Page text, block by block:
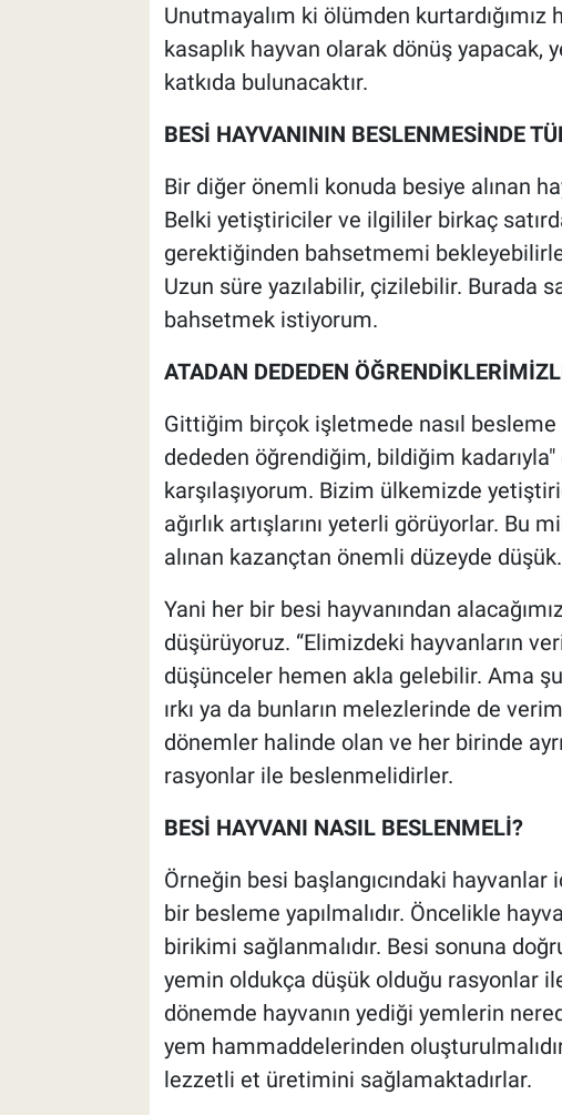
Unutmayalım ki ölümden
kasaplık hayvan olarak dönüş
katkıda bulunacaktır.
BESİ HAYVANININ BESLENMESİNDE
Bir diğer önemli konuda besiye alınan
Belki yetiştiriciler ve ilgililer birkaç
gerektiğinden bahsetmemi
Uzun süre yazılabilir, çizilebilir. Burada
bahsetmek istiyorum.
ATADAN DEDEDEN
Gittiğim birçok işletmede nasıl besleme
dededen öğrendiğim, bildiğim
karşılaşıyorum. Bizim ülkemizde
ağırlık artışlarını yeterli görüyorlar.
alınan kazançtan önemli düzeyde düşük.
Yani her bir besi hayvanından
düşürüyoruz. “Elimizdeki hayvanların
düşünceler hemen akla gelebilir. Ama
ırkı ya da bunların melezlerinde de
dönemler halinde olan ve her birinde
rasyonlar ile beslenmelidirler.
BESİ HAYVANI NASIL BESLENMELİ?
Örneğin besi başlangıcındaki hayvanlar
bir besleme yapılmalıdır. Öncelikle
birikimi sağlanmalıdır. Besi sonuna
yemin oldukça düşük olduğu rasyonlar
dönemde hayvanın yediği yemlerin
yem hammaddelerinden
lezzetli et üretimini sağlamaktadırlar.